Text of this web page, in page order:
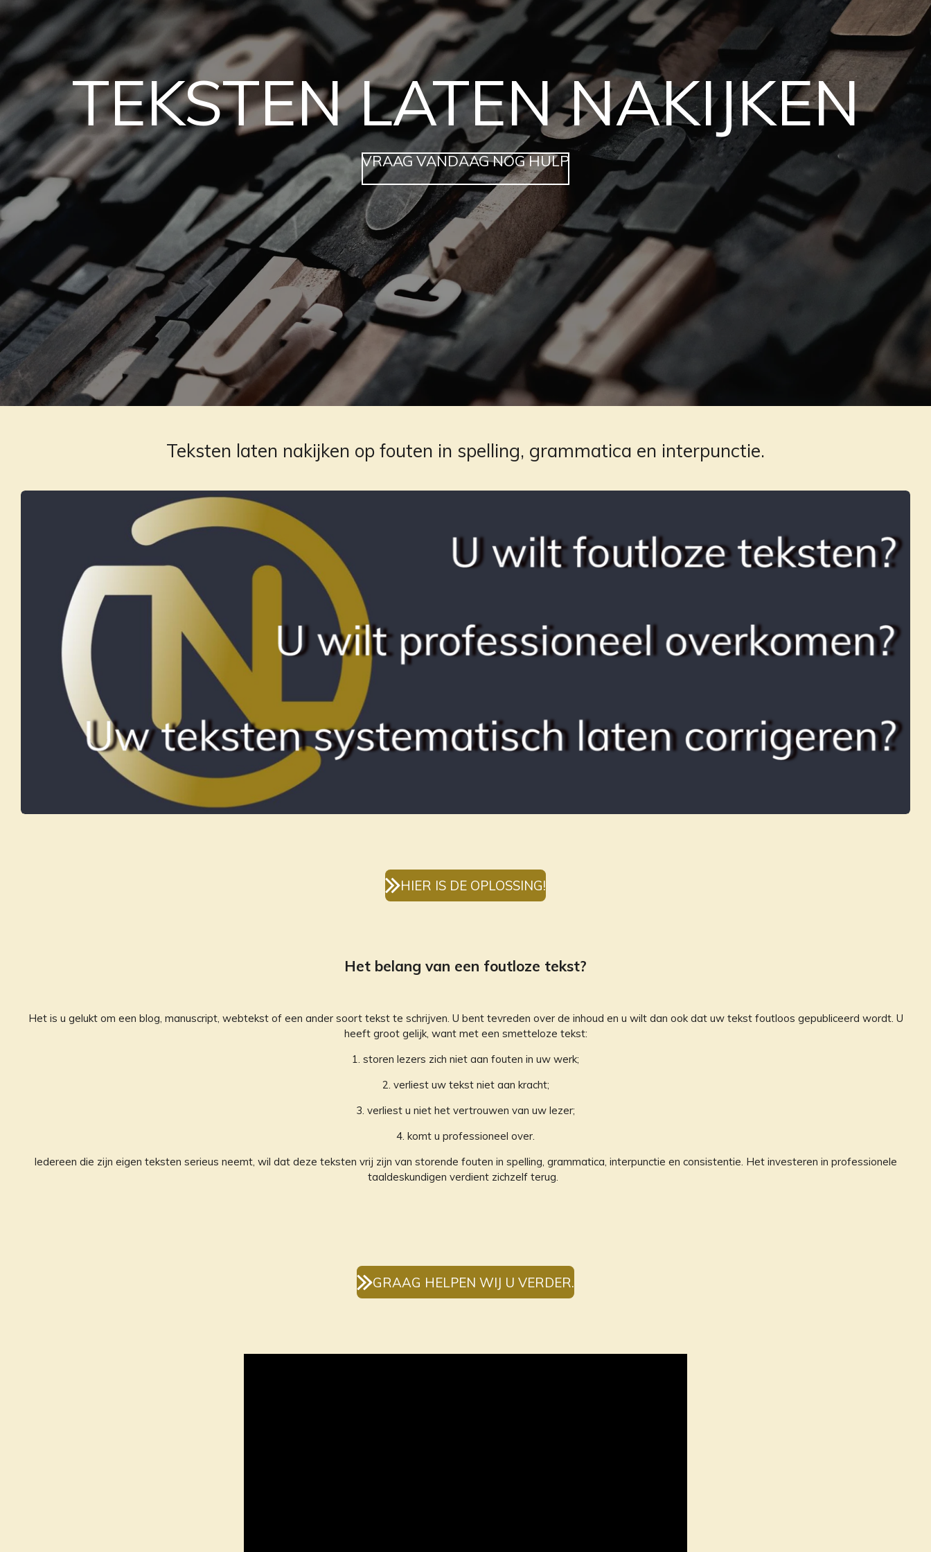
TEKSTEN LATEN NAKIJKEN
VRAAG VANDAAG NOG HULP
Teksten laten nakijken op fouten in spelling, grammatica en interpunctie.
HIER IS DE OPLOSSING!
Het belang van een foutloze tekst?
Het is u gelukt om een blog, manuscript, webtekst of een ander soort tekst te schrijven. U bent tevreden over de inhoud en u wilt dan ook dat uw tekst foutloos gepubliceerd wordt. U
heeft groot gelijk, want met een smetteloze tekst:
1. storen lezers zich niet aan fouten in uw werk;
2. verliest uw tekst niet aan kracht;
3. verliest u niet het vertrouwen van uw lezer;
4. komt u professioneel over.
Iedereen die zijn eigen teksten serieus neemt, wil dat deze teksten vrij zijn van storende fouten in spelling, grammatica, interpunctie en consistentie. Het investeren in professionele
taaldeskundigen verdient zichzelf terug.
GRAAG HELPEN WIJ U VERDER.